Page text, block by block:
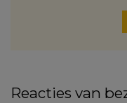
Reacties van